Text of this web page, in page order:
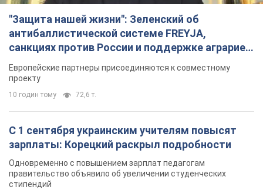
"Защита нашей жизни": Зеленский об
антибаллистической системе FREYJA,
санкциях против России и поддержке аграриев.
Видео
Европейские партнеры присоединяются к совместному
проекту
10 годин тому 72,6 т.
С 1 сентября украинским учителям повысят
зарплаты: Корецкий раскрыл подробности
Одновременно с повышением зарплат педагогам
правительство объявило об увеличении студенческих
стипендий